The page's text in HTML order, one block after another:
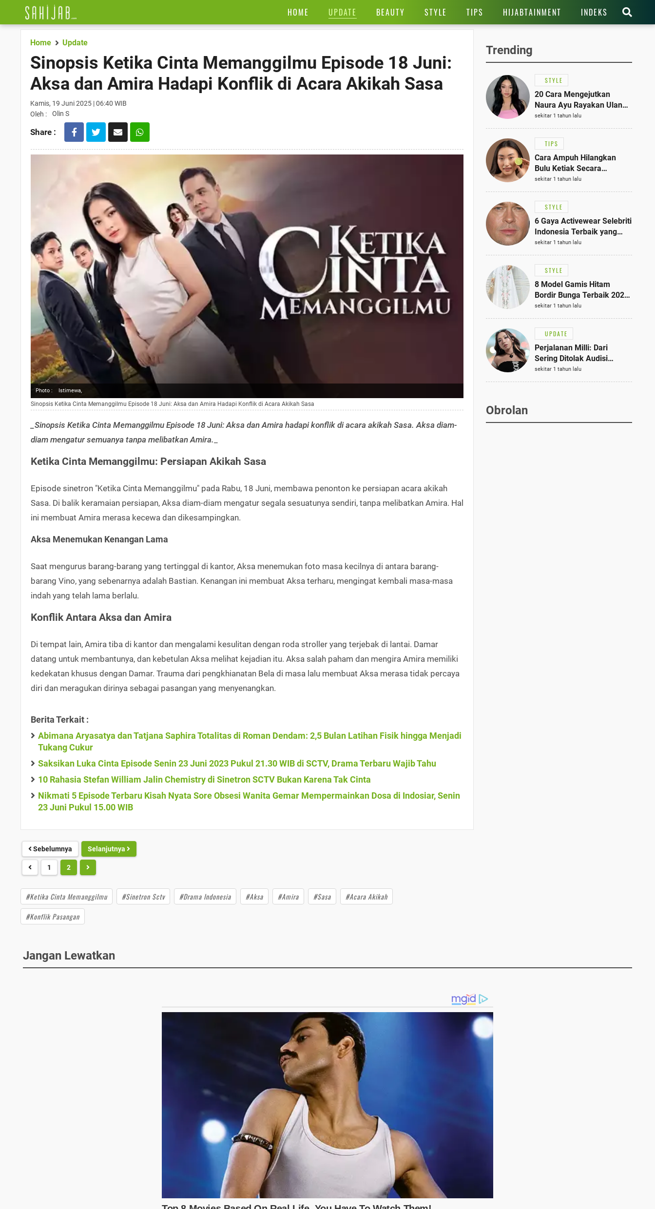
HOME UPDATE BEAUTY STYLE TIPS HIJABTAINMENT INDEKS
Home Update
Sinopsis Ketika Cinta Memanggilmu Episode 18 Juni:
Aksa dan Amira Hadapi Konflik di Acara Akikah Sasa
Kamis, 19 Juni 2025 | 06:40 WIB
Oleh :
Olin S
Share :
Photo : Istimewa,
Sinopsis Ketika Cinta Memanggilmu Episode 18 Juni: Aksa dan Amira Hadapi Konflik di Acara Akikah Sasa
_Sinopsis Ketika Cinta Memanggilmu Episode 18 Juni: Aksa dan Amira hadapi konflik di acara akikah Sasa. Aksa diam-
diam mengatur semuanya tanpa melibatkan Amira.
Ketika Cinta Memanggilmu: Persiapan Akikah Sasa
Episode sinetron "Ketika Cinta Memanggilmu" pada Rabu, 18 Juni, membawa penonton ke persiapan acara akikah
Sasa. Di balik keramaian persiapan, Aksa diam-diam mengatur segala sesuatunya sendiri, tanpa melibatkan Amira. Hal
ini membuat Amira merasa kecewa dan dikesampingkan.
Aksa Menemukan Kenangan Lama
Saat mengurus barang-barang yang tertinggal di kantor, Aksa menemukan foto masa kecilnya di antara barang-
barang Vino, yang sebenarnya adalah Bastian. Kenangan ini membuat Aksa terharu, mengingat kembali masa-masa
indah yang telah lama berlalu.
Konflik Antara Aksa dan Amira
Di tempat lain, Amira tiba di kantor dan mengalami kesulitan dengan roda stroller yang terjebak di lantai. Damar
datang untuk membantunya, dan kebetulan Aksa melihat kejadian itu. Aksa salah paham dan mengira Amira memiliki
kedekatan khusus dengan Damar. Trauma dari pengkhianatan Bela di masa lalu membuat Aksa merasa tidak percaya
diri dan meragukan dirinya sebagai pasangan yang menyenangkan.
Berita Terkait :
Abimana Aryasatya dan Tatjana Saphira Totalitas di Roman Dendam: 2,5 Bulan Latihan Fisik hingga Menjadi
Tukang Cukur
Saksikan Luka Cinta Episode Senin 23 Juni 2023 Pukul 21.30 WIB di SCTV, Drama Terbaru Wajib Tahu
10 Rahasia Stefan William Jalin Chemistry di Sinetron SCTV Bukan Karena Tak Cinta
Nikmati 5 Episode Terbaru Kisah Nyata Sore Obsesi Wanita Gemar Mempermainkan Dosa di Indosiar, Senin
23 Juni Pukul 15.00 WIB
Sebelumnya Selanjutnya
1 2
#Ketika Cinta Memanggilmu #Sinetron Sctv #Drama Indonesia #Aksa #Amira #Sasa
#Acara Akikah
#Konflik Pasangan
Trending
STYLE
20 Cara Mengejutkan
Naura Ayu Rayakan Ulang
Tahun di Panti Asuhan,
Terlihat Anggun dengan
Kaftan Cokelat
sekitar 1 tahun lalu
TIPS
Cara Ampuh Hilangkan
Bulu Ketiak Secara
Permanen dalam 5
Langkah Sederhana
sekitar 1 tahun lalu
STYLE
6 Gaya Activewear Selebriti
Indonesia Terbaik yang
Bisa Jadi Inspirasi
Fashionmu
sekitar 1 tahun lalu
STYLE
8 Model Gamis Hitam
Bordir Bunga Terbaik 2025,
Stylish untuk Hangout
hingga Acara Semi-Formal
sekitar 1 tahun lalu
UPDATE
Perjalanan Milli: Dari
Sering Ditolak Audisi
hingga Menjadi Rapper Top
10 Thailand
sekitar 1 tahun lalu
Obrolan
Jangan Lewatkan